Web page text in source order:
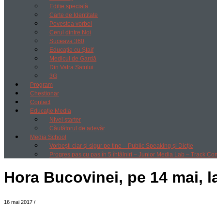
Ediție specială
Carte de Identitate
Povestea vorbei
Cerul dintre Noi
Suceava 360
Educație cu Ștaif
Medicul de Gardă
Din Vatra Satului
3G
Program
Chestionar
Contact
Educație Media
Nivel starter
Căutătorul de adevăr
Media School
Vorbești clar și sigur pe tine – Public Speaking și Dicție
Progres pas cu pas în 5 întâlniri – Junior Media Lab – Track
Hora Bucovinei, pe 14 mai,
16 mai 2017 /